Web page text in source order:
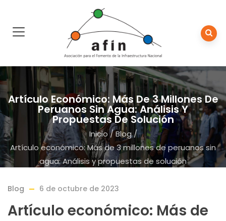
Artículo Económico: Más De 3 Millones De
Peruanos Sin Agua: Análisis Y
Propuestas De Solución
Inicio/Blog/
Artículo económico: Más de 3 millones de peruanos sin
agua: Análisis y propuestas de solución
Blog 6 de octubre de 2023
Artículo económico: Más de